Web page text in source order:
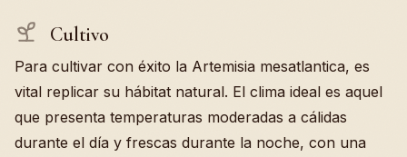
Cultivo
Para cultivar con éxito la Artemisia mesatlantica, es
vital replicar su hábitat natural. El clima ideal es aquel
que presenta temperaturas moderadas a cálidas
durante el día y frescas durante la noche, con una